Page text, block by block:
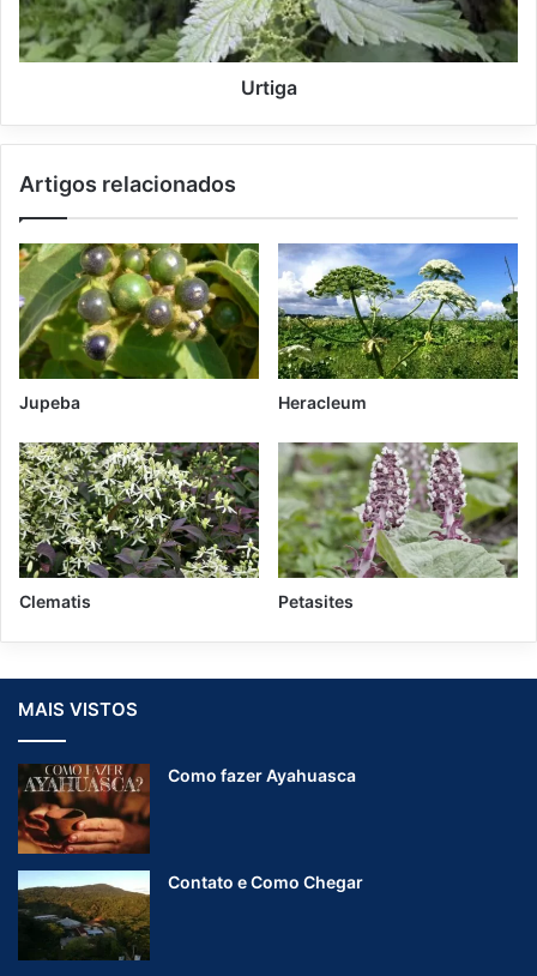
Urtiga
Artigos relacionados
Jupeba Heracleum
Clematis Petasites
MAIS VISTOS
Como fazer Ayahuasca
Contato e Como Chegar